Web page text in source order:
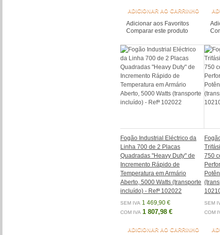
ADICIONAR AO CARRINHO
Adicionar aos Favoritos
Comparar este produto
Fogão Industrial Eléctrico da
Linha 700 de 2 Placas
Quadradas "Heavy Duty" de
Incremento Rápido de
Temperatura em Armário
Aberto, 5000 Watts (transporte
incluído) - Refª 102022
SEM IVA 1 469,90 €
COM IVA 1 807,98 €
ADICIONAR AO CARRINHO
750
SEM
COM